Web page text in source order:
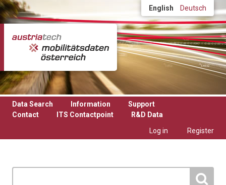
Skip to main content English Deutsch
Data Search Information
Support
Contact
ITS Contactpoint
R&D Data
Log in
Register